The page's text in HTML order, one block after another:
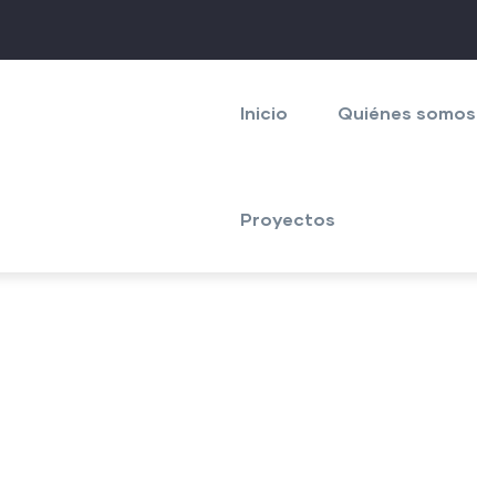
principal
Inicio Quiénes somos
Proyectos